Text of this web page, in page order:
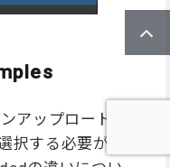
アップロード時
択する必要があ